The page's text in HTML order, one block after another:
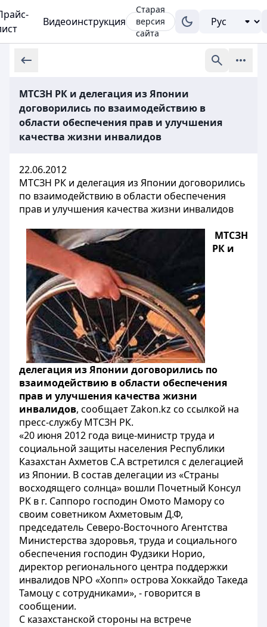
Видеоинструкция
Старая
версия
сайта
МТСЗН РК и делегация из Японии
договорились по взаимодействию в
области обеспечения прав и улучшения
качества жизни инвалидов
22.06.2012
МТСЗН РК и делегация из Японии договорились
по взаимодействию в области обеспечения
прав и улучшения качества жизни инвалидов
МТСЗН
РК и
делегация из Японии договорились по
взаимодействию в области обеспечения
прав и улучшения качества жизни
инвалидов, сообщает Zakon.kz со ссылкой на
пресс-службу МТСЗН РК.
«20 июня 2012 года вице-министр труда и
социальной защиты населения Республики
Казахстан Ахметов С.А встретился с делегацией
из Японии. В состав делегации из «Страны
восходящего солнца» вошли Почетный Консул
РК в г. Саппоро господин Омото Мамору со
своим советником Ахметовым Д.Ф,
председатель Северо-Восточного Агентства
Министерства здоровья, труда и социального
обеспечения господин Фудзики Норио,
директор регионального центра поддержки
инвалидов NPO «Хопп» острова Хоккайдо Такеда
Тамоцу с сотрудниками», - говорится в
сообщении.
С казахстанской стороны на встрече